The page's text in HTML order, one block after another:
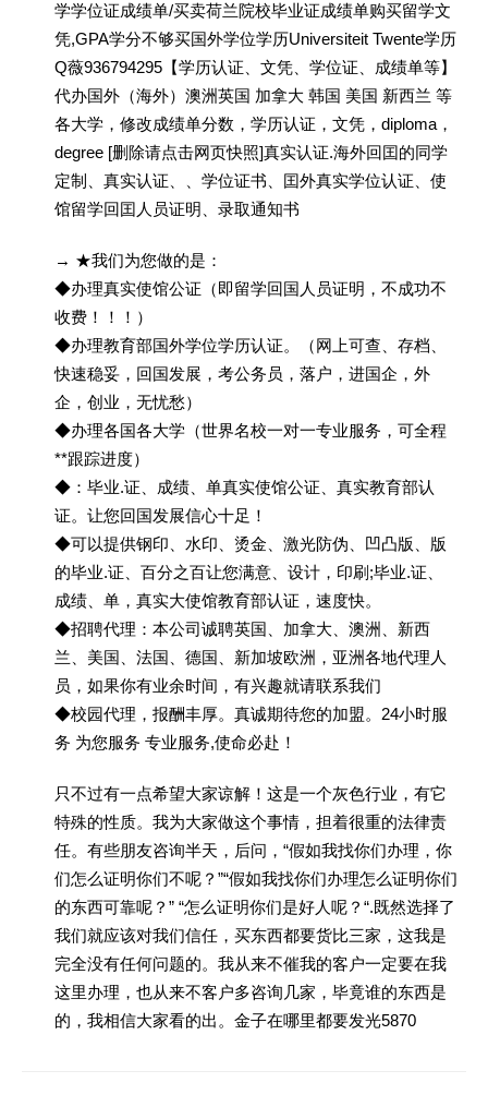
学学位证成绩单/买卖荷兰院校毕业证成绩单购买留学文
凭,GPA学分不够买国外学位学历Universiteit Twente学历
Q薇936794295【学历认证、文凭、学位证、成绩单等】
代办国外（海外）澳洲英国 加拿大 韩国 美国 新西兰 等
各大学，修改成绩单分数，学历认证，文凭，diploma，
degree [删除请点击网页快照]真实认证.海外回囯的同学
定制、真实认证、、学位证书、囯外真实学位认证、使
馆留学回囯人员证明、录取通知书
→ ★我们为您做的是：
◆办理真实使馆公证（即留学回国人员证明，不成功不
收费！！！）
◆办理教育部国外学位学历认证。（网上可查、存档、
快速稳妥，回国发展，考公务员，落户，进国企，外
企，创业，无忧愁）
◆办理各国各大学（世界名校一对一专业服务，可全程
**跟踪进度）
◆：毕业.证、成绩、单真实使馆公证、真实教育部认
证。让您回国发展信心十足！
◆可以提供钢印、水印、烫金、激光防伪、凹凸版、版
的毕业.证、百分之百让您满意、设计，印刷;毕业.证、
成绩、单，真实大使馆教育部认证，速度快。
◆招聘代理：本公司诚聘英国、加拿大、澳洲、新西
兰、美国、法国、德国、新加坡欧洲，亚洲各地代理人
员，如果你有业余时间，有兴趣就请联系我们
◆校园代理，报酬丰厚。真诚期待您的加盟。24小时服
务 为您服务 专业服务,使命必赴！
只不过有一点希望大家谅解！这是一个灰色行业，有它
特殊的性质。我为大家做这个事情，担着很重的法律责
任。有些朋友咨询半天，后问，“假如我找你们办理，你
们怎么证明你们不呢？”“假如我找你们办理怎么证明你们
的东西可靠呢？” “怎么证明你们是好人呢？“.既然选择了
我们就应该对我们信任，买东西都要货比三家，这我是
完全没有任何问题的。我从来不催我的客户一定要在我
这里办理，也从来不客户多咨询几家，毕竟谁的东西是
的，我相信大家看的出。金子在哪里都要发光5870